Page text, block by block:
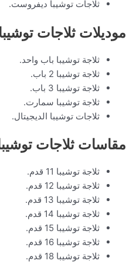
ثلاجات توشيبا ديفروست.
موديلات ثلاجات
ثلاجة توشيبا باب واحد.
ثلاجة توشيبا 2 باب.
ثلاجة توشيبا 3 باب.
ثلاجة توشيبا سمارت.
ثلاجات توشيبا الديجيتال.
مقاسات ثلاجات
ثلاجة توشيبا 11 قدم.
ثلاجة توشيبا 12 قدم.
ثلاجة توشيبا 13 قدم.
ثلاجة توشيبا 14 قدم.
ثلاجة توشيبا 15 قدم.
ثلاجة توشيبا 16 قدم.
ثلاجة توشيبا 18 قدم.